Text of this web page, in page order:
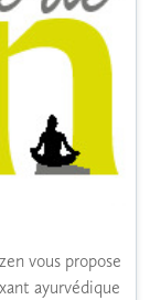
vous propose
ayurvédique